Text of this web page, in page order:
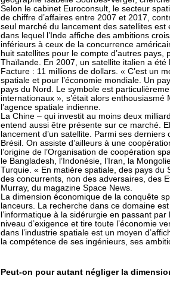
Selon le cabinet Euroconsult, le secteur
de chiffre d’affaires entre 2007 et 2017,
seul marché du lancement des satellites
dans lequel l’Inde affiche des ambitions
inférieurs à ceux de la concurrence
huit satellites pour le compte d’autres
Thaïlande. En 2007, un satellite italien a
Facture : 11 millions de dollars. « C’est un
spatiale et pour l’économie mondiale. Un
pays du Nord. Le symbole est
internationaux », s’était alors enthousiasmé
l’agence spatiale indienne.
La Chine – qui investit au moins deux
entend aussi être présente sur ce marché.
lancement d’un satellite. Parmi ses
Brésil. On assiste d’ailleurs à une
l’origine de l’Organisation de coopération
le Bangladesh, l’Indonésie, l’Iran, la
Turquie. « En matière spatiale, des pays du
des concurrents, non des adversaires, des
Murray, du magazine Space News.
La dimension économique de la conquête
lanceurs. La recherche dans ce domaine
l’informatique à la sidérurgie en passant
niveau d’exigence et tire toute l’économie
dans l’industrie spatiale est un moyen
la compétence de ses ingénieurs, ses
Peut-on pour autant négliger la